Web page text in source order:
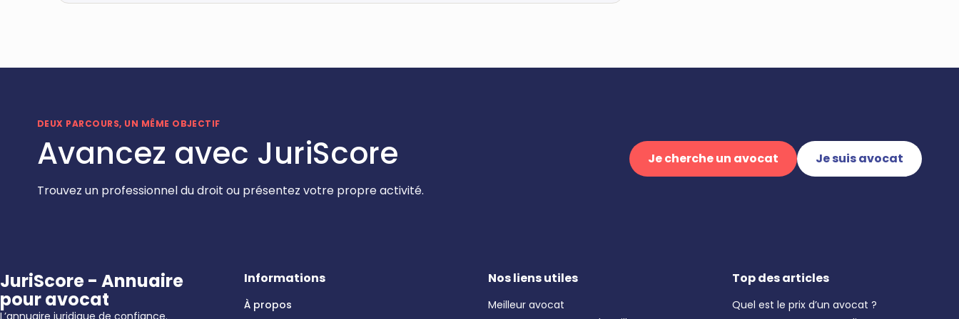
DEUX PARCOURS, UN MÊME OBJECTIF
Avancez avec JuriScore
Trouvez un professionnel du droit ou présentez votre propre activité.
Je cherche un avocat Je suis avocat
JuriScore - Annuaire
pour avocat
L’annuaire juridique de confiance.
Informations
À propos
Nos liens utiles
Meilleur avocat
Top des articles
Quel est le prix d’un avocat ?